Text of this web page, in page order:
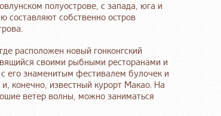
полуострове, с запада, юга и
собственно остров
расположен новый гонконгский
своими рыбными ресторанами и
его знаменитым фестивалем булочек и
конечно, известный курорт Макао. На
ветер волны, можно заниматься